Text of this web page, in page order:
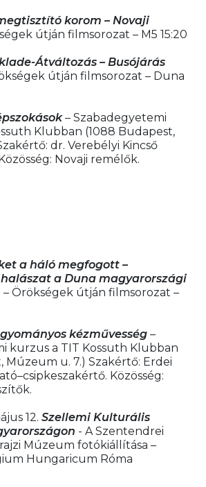
korom – Novaji
útján filmsorozat – M5 15:20
Átváltozás – Busójárás
útján filmsorozat – Duna
– Szabadegyetemi
Klubban (1088 Budapest,
dr. Verebélyi Kincső
Novaji remélők.
a háló megfogott –
halászat a Duna magyarországi
– Örökségek útján filmsorozat –
kézművesség –
kurzus a TIT Kossuth Klubban
Múzeum u. 7.) Szakértő: Erdei
Közösség:
12. Szellemi Kulturális
- A Szentendrei
Múzeum fotókiállítása –
Hungaricum Róma